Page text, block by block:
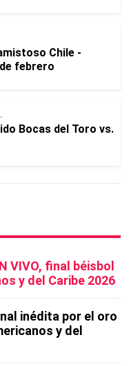
Chile -
febrero
Bocas del Toro vs.
VIVO, final béisbol
y del Caribe 2026
inédita por el oro
y del